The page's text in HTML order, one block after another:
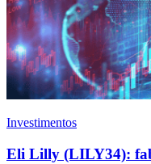
Investimentos
Eli Lilly (LILY34):